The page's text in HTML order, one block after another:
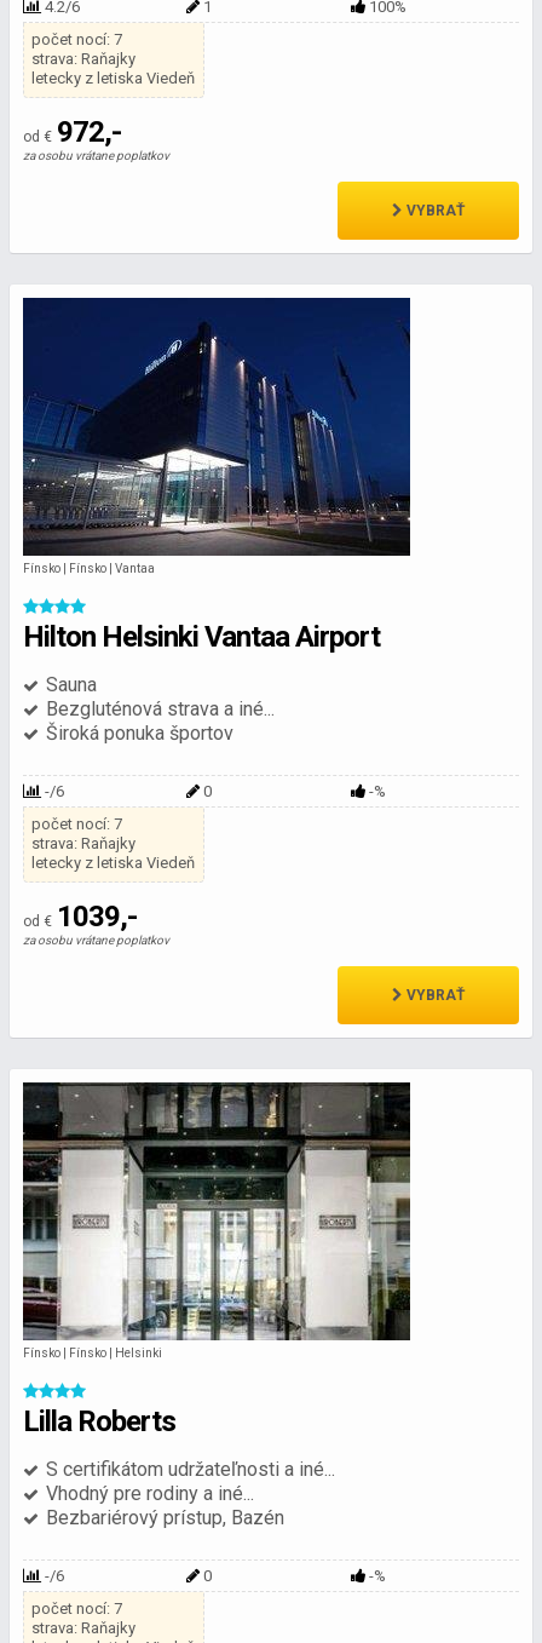
4.2/6 1
100%
počet nocí: 7
strava: Raňajky
letecky z letiska Viedeň
od € 972,-
za osobu vrátane poplatkov
VYBRAŤ
Fínsko | Fínsko | Vantaa
Hilton Helsinki Vantaa Airport
Sauna
Bezgluténová strava a iné...
Široká ponuka športov
-/6 0
-%
počet nocí: 7
strava: Raňajky
letecky z letiska Viedeň
od € 1039,-
za osobu vrátane poplatkov
VYBRAŤ
Fínsko | Fínsko | Helsinki
Lilla Roberts
S certifikátom udržateľnosti a iné...
Vhodný pre rodiny a iné...
Bezbariérový prístup, Bazén
-/6 0
-%
počet nocí: 7
strava: Raňajky